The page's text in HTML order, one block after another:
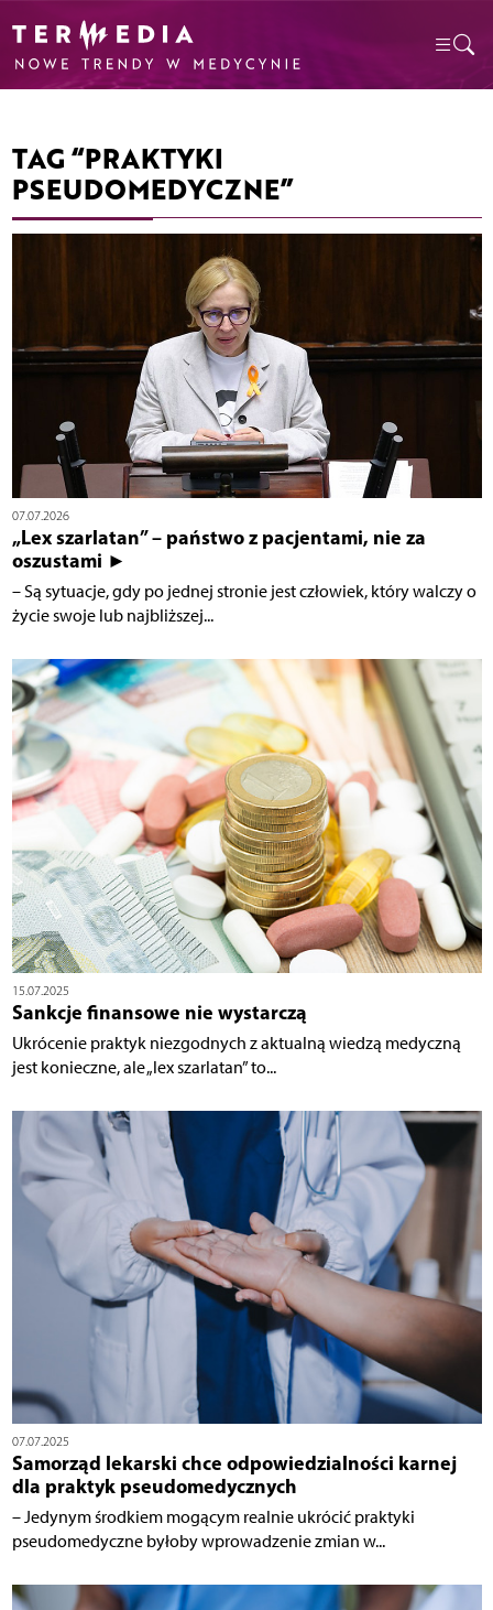
TAG “PRAKTYKI
PSEUDOMEDYCZNE”
07.07.2026
„Lex szarlatan” – państwo z pacjentami, nie za
oszustami ►
– Są sytuacje, gdy po jednej stronie jest człowiek, który walczy o
życie swoje lub najbliższej...
15.07.2025
Sankcje finansowe nie wystarczą
Ukrócenie praktyk niezgodnych z aktualną wiedzą medyczną
jest konieczne, ale „lex szarlatan” to...
07.07.2025
Samorząd lekarski chce odpowiedzialności karnej
dla praktyk pseudomedycznych
– Jedynym środkiem mogącym realnie ukrócić praktyki
pseudomedyczne byłoby wprowadzenie zmian w...